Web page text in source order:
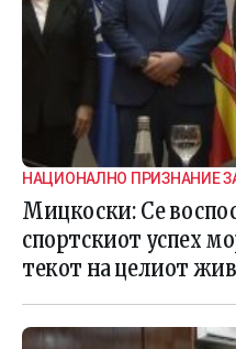
НАЦИОНАЛНО ПРИЗНАНИЕ
Мицкоски: Се
спортскиот успех
текот на целиот